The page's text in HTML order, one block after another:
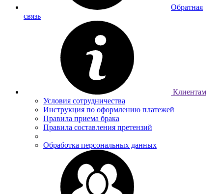
Обратная
связь
Клиентам
Условия сотрудничества
Инструкция по оформлению платежей
Правила приема брака
Правила составления претензий
Обработка персональных данных